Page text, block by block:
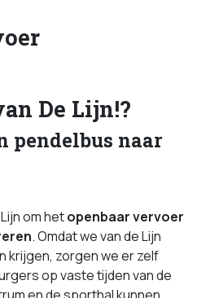
De Lijn!?
pendelbus naar
om hetopenbaar vervoer
. Omdat we van de Lijn
krijgen, zorgen we er zelf
op vaste tijden van de